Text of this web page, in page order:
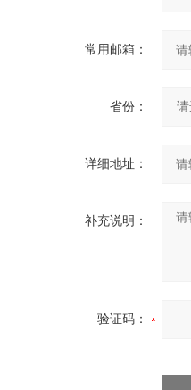
常用邮箱：
省份：
详细地址：
补充说明：
验证码：